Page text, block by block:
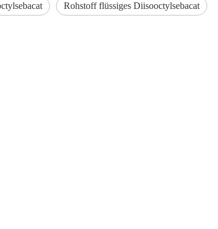
Rohstoff flüssiges Diisooctylsebacat